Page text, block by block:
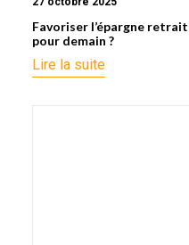
Favoriser l’épargne
pour demain ?
Lire la suite